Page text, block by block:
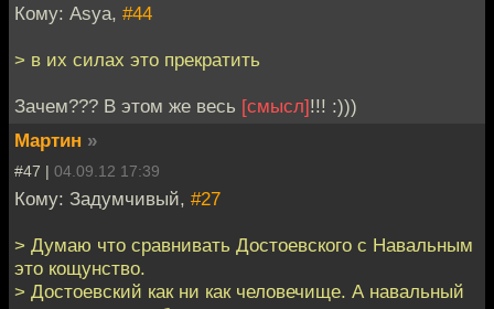
Кому: Asya, #44
> в их силах это прекратить
Зачем??? В этом же весь [смысл]!!! :)))
Мартин »
#47 | 04.09.12 17:39
Кому: Задумчивый, #27
> Думаю что сравнивать Достоевского с Навальным
это кощунство.
> Достоевский как ни как человечище. А навальный